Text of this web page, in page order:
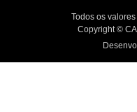
Todos os
Copyright ©